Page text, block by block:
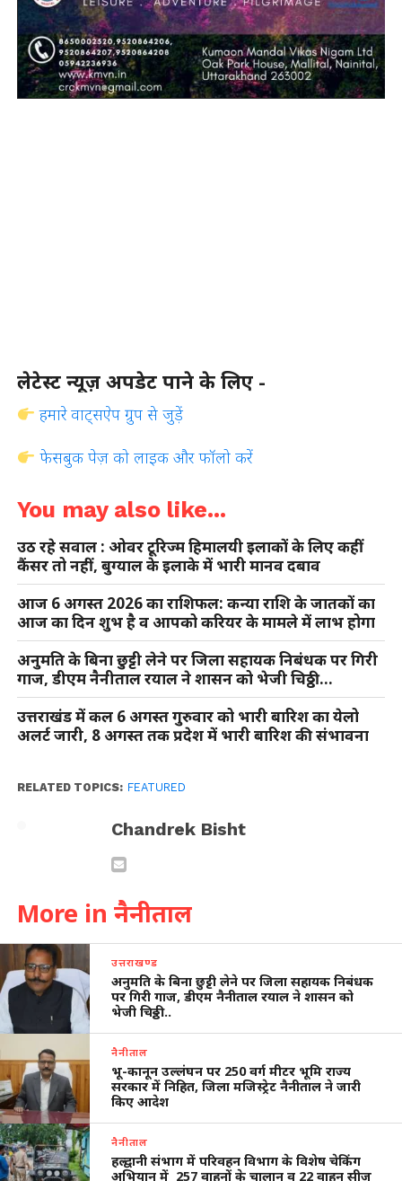
लेटेस्ट न्यूज़ अपडेट पाने के लिए -
हमारे वाट्सऐप ग्रुप से जुड़ें
फेसबुक पेज़ को लाइक और फॉलो करें
You may also like...
उठ रहे सवाल : ओवर टूरिज्म हिमालयी इलाकों के लिए कहीं
कैंसर तो नहीं, बुग्याल के इलाके में भारी मानव दबाव
आज 6 अगस्त 2026 का राशिफल: कन्या राशि के जातकों का
आज का दिन शुभ है व आपको करियर के मामले में लाभ होगा
अनुमति के बिना छुट्टी लेने पर जिला सहायक निबंधक पर गिरी
गाज, डीएम नैनीताल रयाल ने शासन को भेजी चिठ्ठी…
उत्तराखंड में कल 6 अगस्त गुरुवार को भारी बारिश का येलो
अलर्ट जारी, 8 अगस्त तक प्रदेश में भारी बारिश की संभावना
RELATED TOPICS: FEATURED
Chandrek Bisht
More in नैनीताल
उत्तराखण्ड
अनुमति के बिना छुट्टी लेने पर जिला सहायक निबंधक
पर गिरी गाज, डीएम नैनीताल रयाल ने शासन को
भेजी चिठ्ठी…
नैनीताल
भू-कानून उल्लंघन पर 250 वर्ग मीटर भूमि राज्य
सरकार में निहित, जिला मजिस्ट्रेट नैनीताल ने जारी
किए आदेश
नैनीताल
हल्द्वानी संभाग में परिवहन विभाग के विशेष चेकिंग
अभियान में 257 वाहनों के चालान व 22 वाहन सीज